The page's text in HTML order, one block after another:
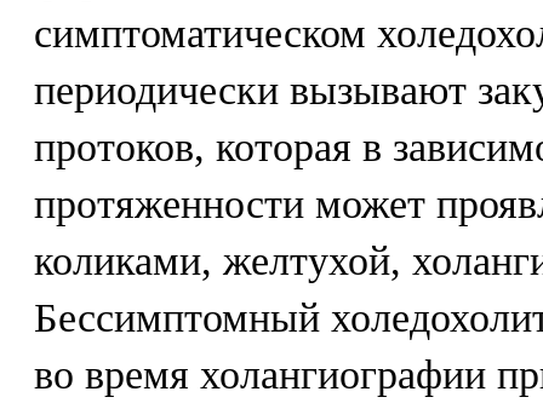
симптоматическом
периодически вызывают
протоков, которая в
протяженности может
коликами, желтухой,
Бессимптомный
во время холангиографии